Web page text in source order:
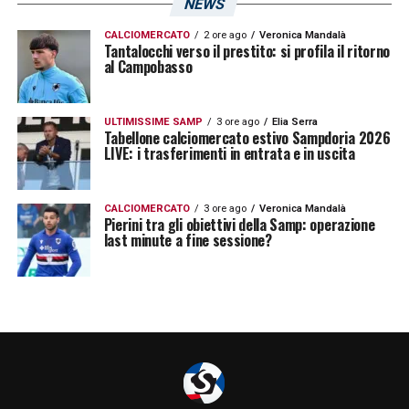
a risalire la china dopo stagioni
estremamente sofferte.
NEWS
CALCIOMERCATO 2 ore ago Veronica Mandalà
Tantalocchi verso il prestito: si profila il ritorno
al Campobasso
ULTIMISSIME SAMP 3 ore ago Elia Serra
Tabellone calciomercato estivo Sampdoria 2026
LIVE: i trasferimenti in entrata e in uscita
CALCIOMERCATO 3 ore ago Veronica Mandalà
Pierini tra gli obiettivi della Samp: operazione
last minute a fine sessione?